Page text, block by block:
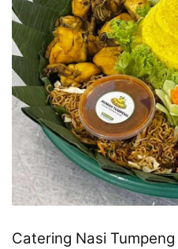
Catering Nasi